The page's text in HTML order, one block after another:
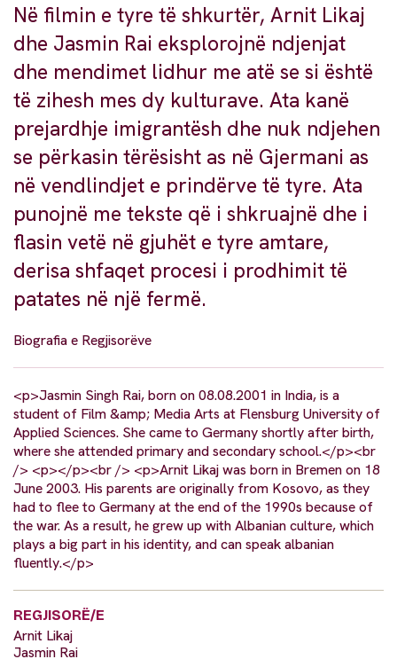
Në filmin e tyre të shkurtër, Arnit Likaj
dhe Jasmin Rai eksplorojnë ndjenjat
dhe mendimet lidhur me atë se si është
të zihesh mes dy kulturave. Ata kanë
prejardhje imigrantësh dhe nuk ndjehen
se përkasin tërësisht as në Gjermani as
në vendlindjet e prindërve të tyre. Ata
punojnë me tekste që i shkruajnë dhe i
flasin vetë në gjuhët e tyre amtare,
derisa shfaqet procesi i prodhimit të
patates në një fermë.
Biografia e Regjisorëve
<p>Jasmin Singh Rai, born on 08.08.2001 in India, is a
student of Film &amp; Media Arts at Flensburg University of
Applied Sciences. She came to Germany shortly after birth,
where she attended primary and secondary school.</p><br
/> <p></p><br /> <p>Arnit Likaj was born in Bremen on 18
June 2003. His parents are originally from Kosovo, as they
had to flee to Germany at the end of the 1990s because of
the war. As a result, he grew up with Albanian culture, which
plays a big part in his identity, and can speak albanian
fluently.</p>
REGJISORË/E
Arnit Likaj
Jasmin Rai